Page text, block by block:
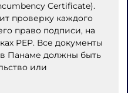
Certificate).
проверку каждого
право подписи, на
PEP. Все документы
в Панаме должны быть
или